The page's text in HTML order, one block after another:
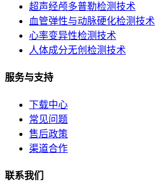
超声经颅多普勒检测技术
血管弹性与动脉硬化检测技术
心率变异性检测技术
人体成分无创检测技术
服务与支持
下载中心
常见问题
售后政策
渠道合作
联系我们